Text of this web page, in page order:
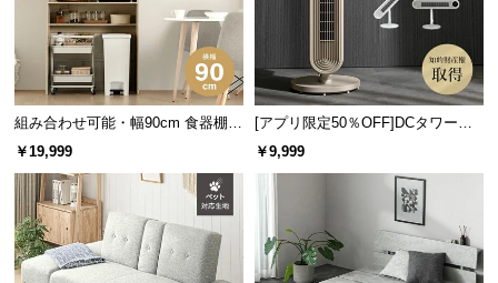
組み合わせ可能・幅90cm 食器棚
ワイド キッチンボード 木目調 レ
￥19,999
[アプリ限定50％OFF]DCタワーフ
ァン 縦横斜め3WAY
￥9,999